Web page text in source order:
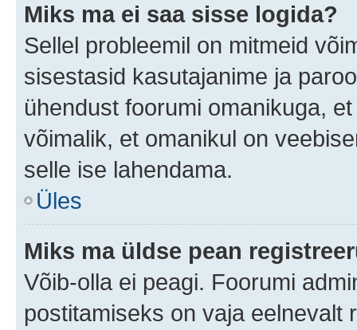
Miks ma ei saa sisse logida?
Sellel probleemil on mitmeid
sisestasid kasutajanime ja
ühendust foorumi omanikuga,
võimalik, et omanikul on
selle ise lahendama.
Üles
Miks ma üldse pean
Võib-olla ei peagi. Foorumi
postitamiseks on vaja eelnevalt